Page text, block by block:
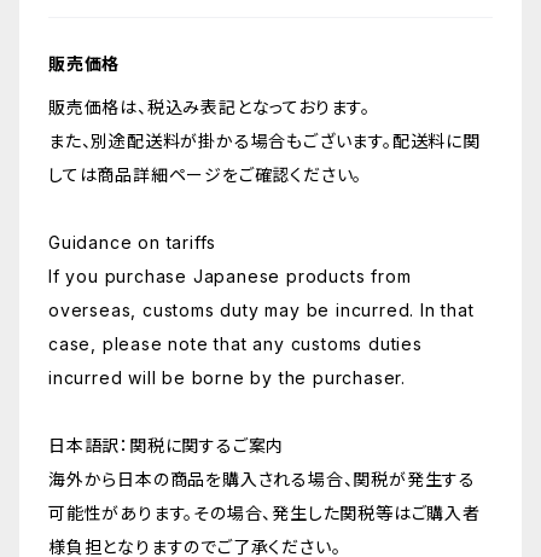
販売価格
販売価格は、税込み表記となっております。
また、別途配送料が掛かる場合もございます。配送料に関
しては商品詳細ページをご確認ください。
Guidance on tariffs
If you purchase Japanese products from
overseas, customs duty may be incurred. In that
case, please note that any customs duties
incurred will be borne by the purchaser.
日本語訳：関税に関するご案内
海外から日本の商品を購入される場合、関税が発生する
可能性があります。その場合、発生した関税等はご購入者
様負担となりますのでご了承ください。